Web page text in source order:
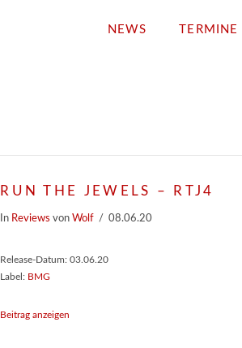
NEWS TERMINE
RUN THE JEWELS – RTJ4
In Reviews vonWolf 08.06.20
Release-Datum: 03.06.20
Label: BMG
Beitrag anzeigen